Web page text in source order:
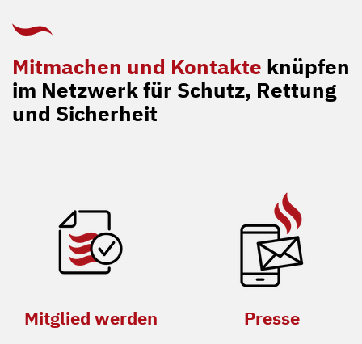
Mitmachen und Kontakte knüpfen
im Netzwerk für Schutz, Rettung
und Sicherheit
Mitglied werden Presse